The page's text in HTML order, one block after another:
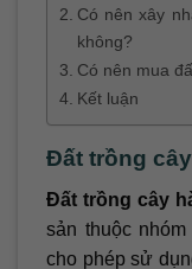
Có nên xây
không?
Có nên mua
Kết luận
Đất trồng
Đất trồng cây
sản thuộc
cho phép sử